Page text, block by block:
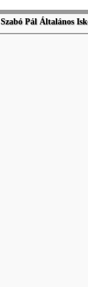
Szabó Pál Általános